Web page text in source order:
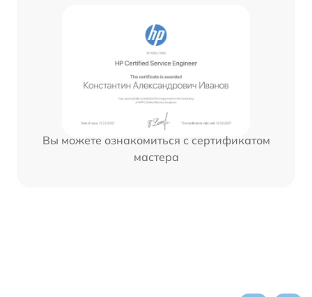
Вы можете ознакомиться с сертификатом
мастера